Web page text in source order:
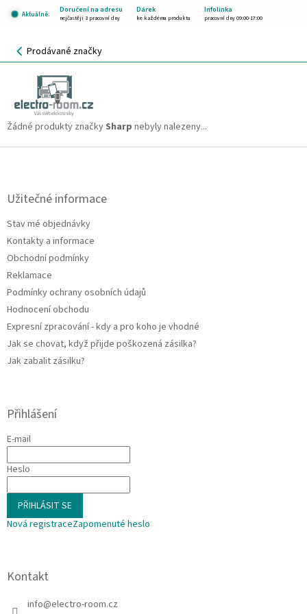
Aktuálně:
Doručení na adresu Dárek Infolinka
nejčastěji 3 pracovní dny ke každému produktu pracovní dny 09:00-17:00
NÁKUPNÍ
KOŠÍK
Prodávané značky
Sharp
Žádné produkty značky Sharp nebyly nalezeny...
Z
Užitečné informace
Stav mé objednávky
Kontakty a informace
Obchodní podmínky
Reklamace
Podmínky ochrany osobních údajů
Hodnocení obchodu
Expresní zpracování - kdy a pro koho je vhodné
Jak se chovat, když přijde poškozená zásilka?
Jak zabalit zásilku?
Přihlášení
E-mail
Heslo
PŘIHLÁSIT SE
Nová registraceZapomenuté heslo
Kontakt
info@electro-room.cz